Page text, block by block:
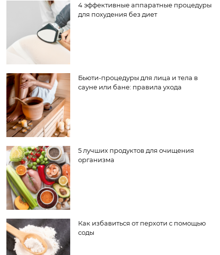
4 эффективные аппаратные процедуры
для похудения без диет
Бьюти-процедуры для лица и тела в
сауне или бане: правила ухода
5 лучших продуктов для очищения
организма
Как избавиться от перхоти с помощью
соды